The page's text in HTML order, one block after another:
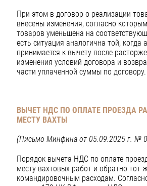
При этом в договор о реализации
внесены изменения, согласно
товаров уменьшена на
есть ситуация аналогична той,
принимается к вычету после
изменения условий договора и
части уплаченной суммы по договору.
ВЫЧЕТ НДС ПО ОПЛАТЕ ПРОЕЗДА
МЕСТУ ВАХТЫ
(Письмо Минфина от 05.09.2025 г. №
Порядок вычета НДС по оплате
месту вахтовых работ и обратно тот
командировочным расходам.